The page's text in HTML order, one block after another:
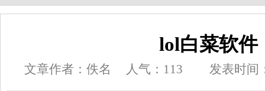
lol白菜软件
文章作者：佚名 人气： 113 发表时间